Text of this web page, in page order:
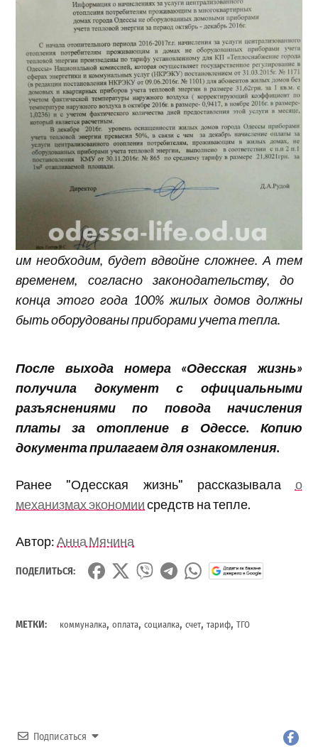
им необходим, будет вдвойне сложнее. А тем
временем, согласно законодательству, до
конца этого года 100% жилых домов должны
быть оборудованы приборами учета тепла.
После выхода номера «Одесская жизнь»
получила документ с официальными
разъяснениями по повода начисления
платы за отопление в Одессе. Копию
документа прилагаем для ознакомления.
Ранее "Одесская жизнь" рассказывала о
механизмах экономиисредств на тепле.
Автор:Анна Мячина
ПОДЕЛИТЬСЯ:
МЕТКИ: коммуналка,оплата,социалка,счет,тариф,ТГО
Подписаться